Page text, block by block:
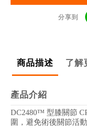
分享到
商品描述 了解
產品介紹
DC2480™ 型膝關節
圍，避免術後關節活